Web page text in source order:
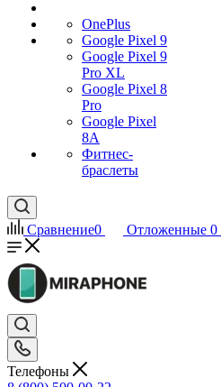
OnePlus
Google Pixel 9
Google Pixel 9
Pro XL
Google Pixel 8
Pro
Google Pixel
8A
Фитнес-
браслеты
Сравнение0 Отложенные 0
Телефоны